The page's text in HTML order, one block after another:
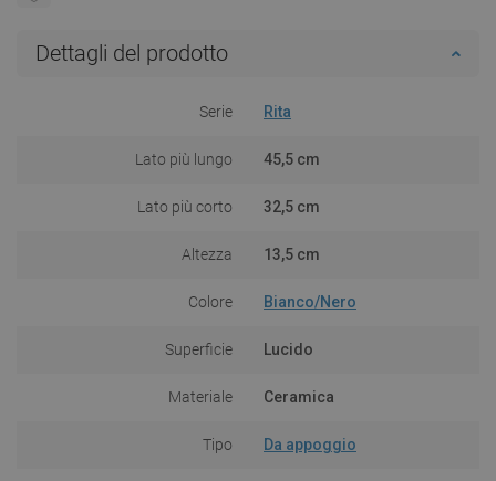
Dettagli del prodotto
Serie Rita
Lato più lungo 45,5 cm
Lato più corto 32,5 cm
Altezza 13,5 cm
Colore Bianco/Nero
Superficie Lucido
Materiale Ceramica
Tipo Da appoggio